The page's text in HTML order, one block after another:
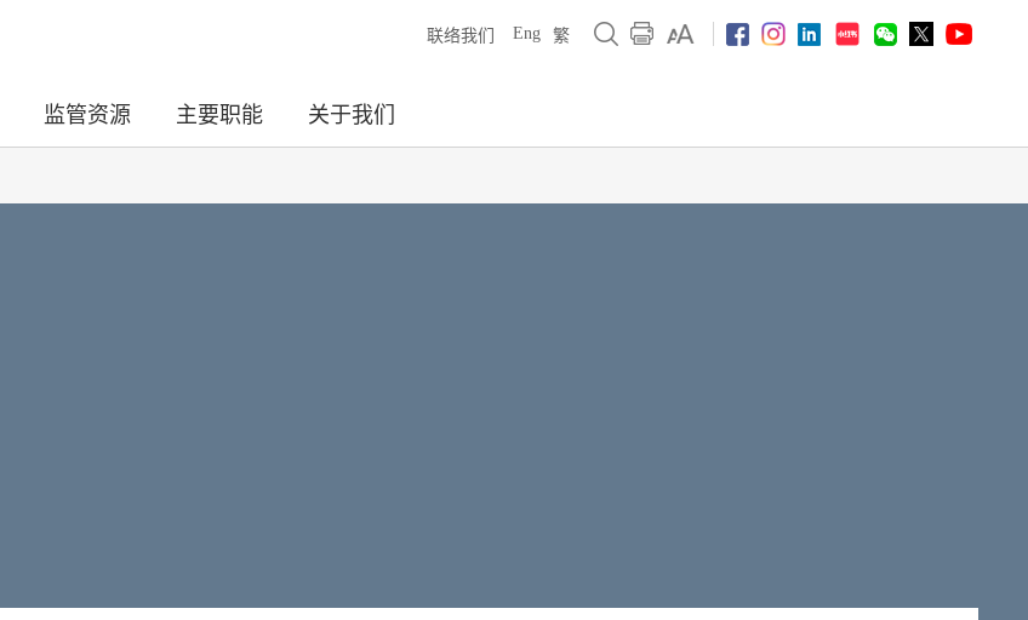
联络我们 Eng 繁
监管资源 主要职能 关于我们